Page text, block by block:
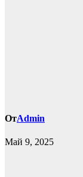
ОтAdmin
Май 9, 2025